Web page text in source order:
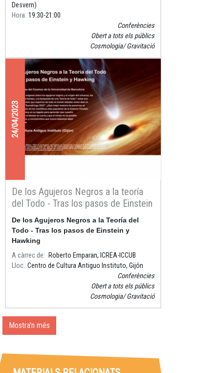
Desvern)
Hora 19:30 21:00
Conferències
Obert a tots els públics
Cosmologia Gravitació
24/04/2023
De los Agujeros Negros a la teoría
del Todo - Tras los pasos de Einstein
y Hawking a Eurostrings 2023
De los Agujeros Negros a la Teoría del
Todo - Tras los pasos de Einstein y
Hawking
A càrrec de
Roberto Emparan, ICREA-ICCUB
Lloc Centro de Cultura Antiguo Instituto, Gijón
Conferències
Obert a tots els públics
Cosmologia Gravitació
Mostra'n més